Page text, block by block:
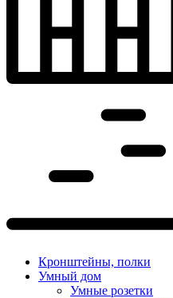
Кронштейны, полки
Умный дом
Умные розетки